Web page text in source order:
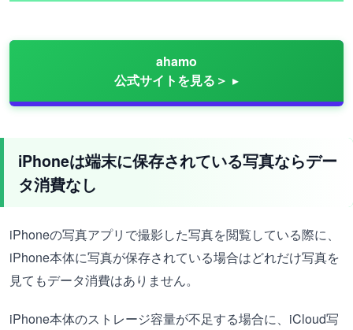
ahamo
公式サイトを見る＞
iPhoneは端末に保存されている写真ならデー
タ消費なし
iPhoneの写真アプリで撮影した写真を閲覧している際に、
iPhone本体に写真が保存されている場合はどれだけ写真を
見てもデータ消費はありません。
iPhone本体のストレージ容量が不足する場合に、iCloud写